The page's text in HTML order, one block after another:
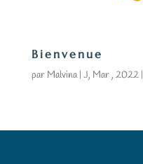
Bienvenue
par Malvina| J, Mar , 2022|